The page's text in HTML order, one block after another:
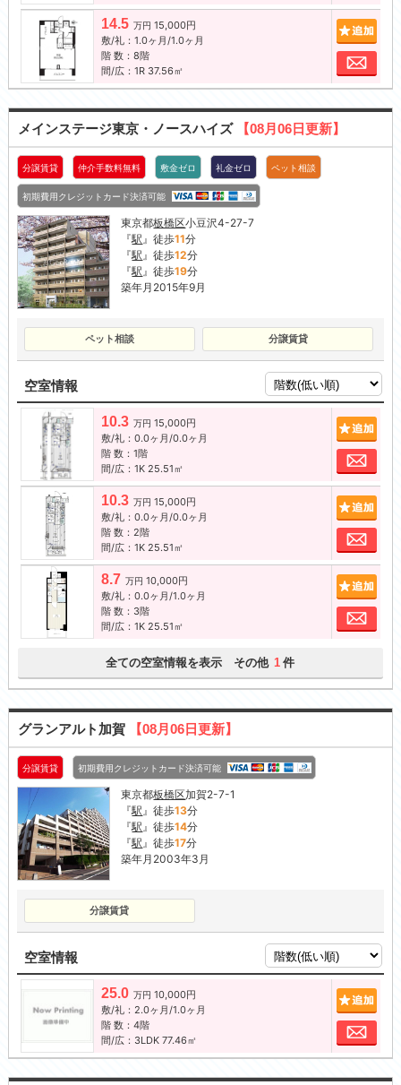
14.5 万円 15,000円
敷/礼：1.0ヶ月/1.0ヶ月
階 数：8階
間/広：1R 37.56㎡
お
メインステージ東京・ノースハイズ 【08月06日更新】
分譲賃貸 仲介手数料無料 敷金ゼロ 礼金ゼロ ペット相談
初期費用クレジットカード決済可能
東京都板橋区小豆沢4-27-7
『駅』徒歩11分
『駅』徒歩12分
『駅』徒歩19分
築年月2015年9月
ペット相談 分譲賃貸
空室情報
10.3 万円 15,000円
敷/礼：0.0ヶ月/0.0ヶ月
階 数：1階
間/広：1K 25.51㎡
お
10.3 万円 15,000円
敷/礼：0.0ヶ月/0.0ヶ月
階 数：2階
間/広：1K 25.51㎡
お
8.7 万円 10,000円
敷/礼：0.0ヶ月/1.0ヶ月
階 数：3階
間/広：1K 25.51㎡
お
全ての空室情報を表示 その他 1 件
グランアルト加賀 【08月06日更新】
分譲賃貸 初期費用クレジットカード決済可能
東京都板橋区加賀2-7-1
『駅』徒歩13分
『駅』徒歩14分
『駅』徒歩17分
築年月2003年3月
分譲賃貸
空室情報
25.0 万円 10,000円
敷/礼：2.0ヶ月/1.0ヶ月
階 数：4階
間/広：3LDK 77.46㎡
お